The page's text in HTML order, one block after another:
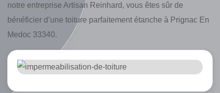
notre entreprise Artisan Reinhard, vous êtes sûr de
bénéficier d’une toiture parfaitement étanche à Prignac En
Medoc 33340.